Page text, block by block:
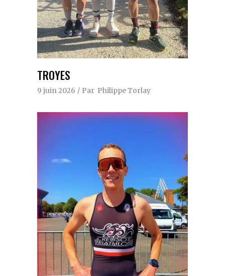
TROYES
9 juin 2026 Par Philippe Torlay